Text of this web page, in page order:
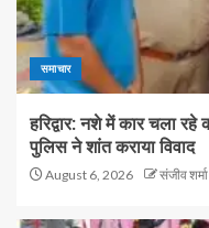
समाचार
हरिद्वार: नशे में कार चला
पुलिस ने शांत कराया विवाद
August 6, 2026 संजीव शर्मा